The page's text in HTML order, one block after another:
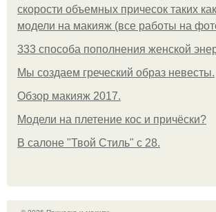
скорости объемных причесок таких
модели на макияж (все работы на
333 способа пополнения женской
Мы создаем греческий образ невесты.
Обзор макияж 2017.
Модели на плетение кос и причёски?
В салоне "Твой Стиль" с 28.